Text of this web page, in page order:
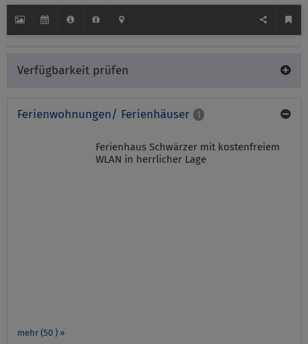
Verfügbarkeit prüfen
Ferienwohnungen/ Ferienhäuser 1
mehr (50 ) »
Ferienhaus Schwärzer mit kostenfreiem
WLAN in herrlicher Lage